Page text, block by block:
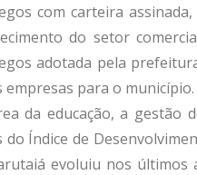
com carteira
do setor
adotada pela
empresas para o município.
da educação, a gestão
do Índice de
evoluiu nos últimos